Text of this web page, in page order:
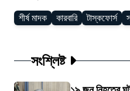
শীর্ষ মাদক কারবারি টাস্কফোর্স
সংশ্লিষ্ট